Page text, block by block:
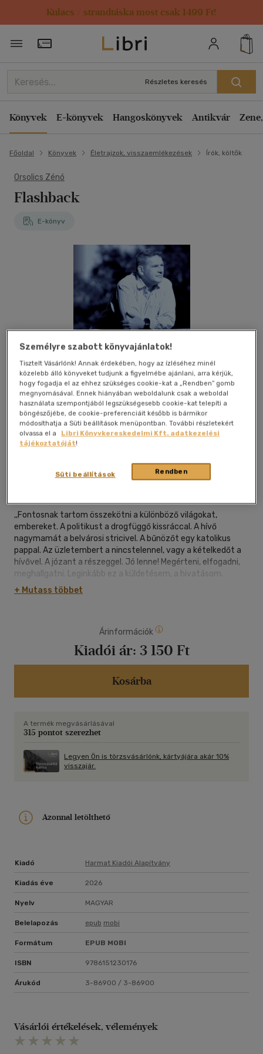
Kulacs / strandtáska most csak 1499 Ft!
Törzsvásárlói Kártya adatai
Részletes keresés
Könyvek E-könyvek Hangoskönyvek Antikvár
Főoldal Könyvek Életrajzok, visszaemlékezések Írók, költők
Orsolics Zénó
Flashback
E-könyv
Beleolvasok
,,Fontosnak tartom összekötni a különböző világokat,
embereket. A politikust a drogfüggő kissráccal. A hívő
nagymamát a belvárosi stricivel. A bűnözőt egy katolikus
pappal. Az üzletembert a nincstelennel, vagy a kételkedőt a
hívővel. A józant a részeggel. Jó lenne! Megérteni, elfogadni,
meghallgatni. Leginkább ez a küldetésem, a hivatásom.
Hídnak lenni mások életében. Ez a könyv is ezt a célt
szolgálja" - írja a szerző, aki önéletrajzában kendőzetlen
sötétségről és a szabadulás útjáról, melyen járva most már
olyanoknak is segít, akik hozzá hasonlóan a kábítószerek
csapdájába estek.
+ Mutass többet
Árinformációk
Kiadói ár: 3 150 Ft
Kosárba
A termék megvásárlásával
315 pontot szerezhet
Legyen Ön is törzsvásárlónk, kártyájára akár 10%
visszajár.
Azonnal letölthető
Kiadó Harmat Kiadói Alapítvány
Kiadás éve 2026
Nyelv MAGYAR
Belelapozás epub mobi
Formátum EPUB MOBI
ISBN 9786151230176
Árukód 3-86900 / 3-86900
Vásárlói értékelések, vélemények
Személyre szabott könyvajánlatok!
Tisztelt Vásárlónk! Annak érdekében, hogy az ízléséhez minél
közelebb álló könyveket tudjunk a figyelmébe ajánlani, arra kérjük,
hogy fogadja el az ehhez szükséges cookie-kat a „Rendben” gomb
megnyomásával. Ennek hiányában weboldalunk csak a weboldal
használata szempontjából legszükségesebb cookie-kat telepíti a
böngészőjébe, de cookie-preferenciáit később is bármikor
módosíthatja a Süti beállítások menüpontban. További részletekért
olvassa el a
Libri Könyvkereskedelmi Kft. adatkezelési
tájékoztatóját!
Rendben
Süti beállítások